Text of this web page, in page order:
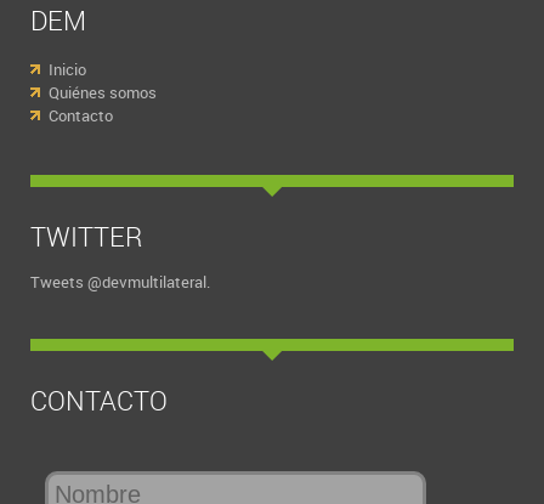
DEM
Inicio
Quiénes somos
Contacto
TWITTER
Tweets @devmultilateral.
CONTACTO